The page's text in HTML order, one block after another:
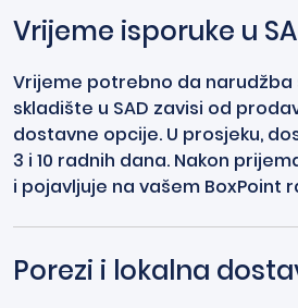
Vrijeme isporuke u
Vrijeme potrebno da narudžba
skladište u SAD zavisi od
dostavne opcije. U prosjeku,
3 i 10 radnih dana. Nakon
i pojavljuje na vašem BoxPoint
Porezi i lokalna